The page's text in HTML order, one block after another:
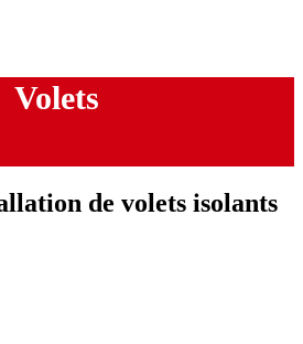
Volets
de volets isolants